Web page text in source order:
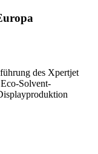
des Xpertjet
Solvent-